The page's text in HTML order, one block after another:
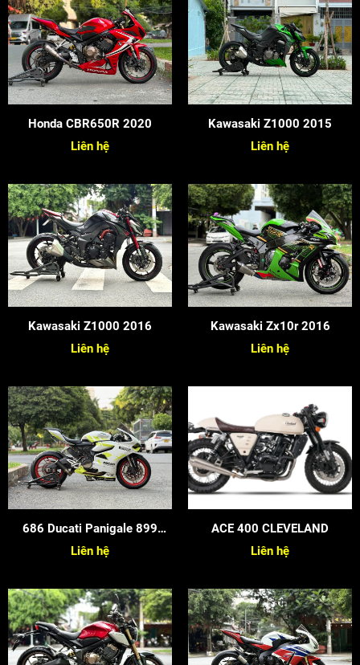
Honda CBR650R 2020
Liên hệ
Kawasaki Z1000 2015
Liên hệ
Kawasaki Z1000 2016
Liên hệ
Kawasaki Zx10r 2016
Liên hệ
686 Ducati Panigale 899
2015
Liên hệ
ACE 400 CLEVELAND
Liên hệ